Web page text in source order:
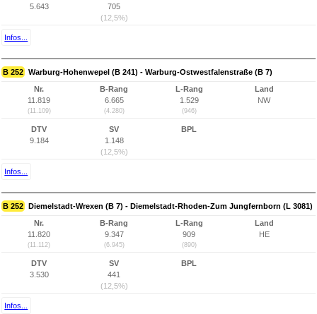
5.643
705
(12,5%)
Infos...
B 252 Warburg-Hohenwepel (B 241) - Warburg-Ostwestfalenstraße (B 7)
Nr.
11.819
(11.109)
B-Rang
6.665
(4.280)
L-Rang
1.529
(946)
Land
NW
DTV
9.184
SV
1.148
(12,5%)
BPL
Infos...
B 252 Diemelstadt-Wrexen (B 7) - Diemelstadt-Rhoden-Zum Jungfernborn (L 3081)
Nr.
11.820
(11.112)
B-Rang
9.347
(6.945)
L-Rang
909
(890)
Land
HE
DTV
3.530
SV
441
(12,5%)
BPL
Infos...